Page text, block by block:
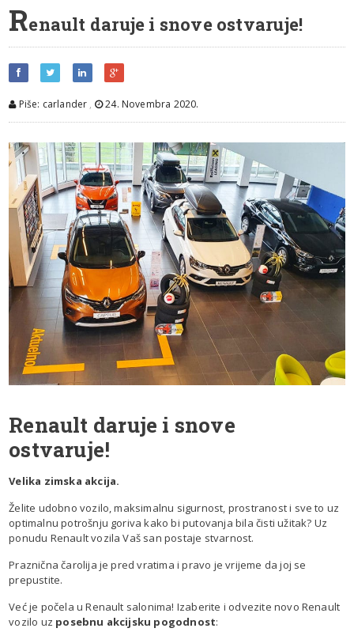
Renault daruje i snove ostvaruje!
Piše: carlander , 24. Novembra 2020.
Renault daruje i snove
ostvaruje!
Velika zimska akcija.
Želite udobno vozilo, maksimalnu sigurnost, prostranost i sve to uz
optimalnu potrošnju goriva kako bi putovanja bila čisti užitak? Uz
ponudu Renault vozila Vaš san postaje stvarnost.
Praznična čarolija je pred vratima i pravo je vrijeme da joj se
prepustite.
Već je počela u Renault salonima! Izaberite i odvezite novo Renault
vozilo uz posebnu akcijsku pogodnost: